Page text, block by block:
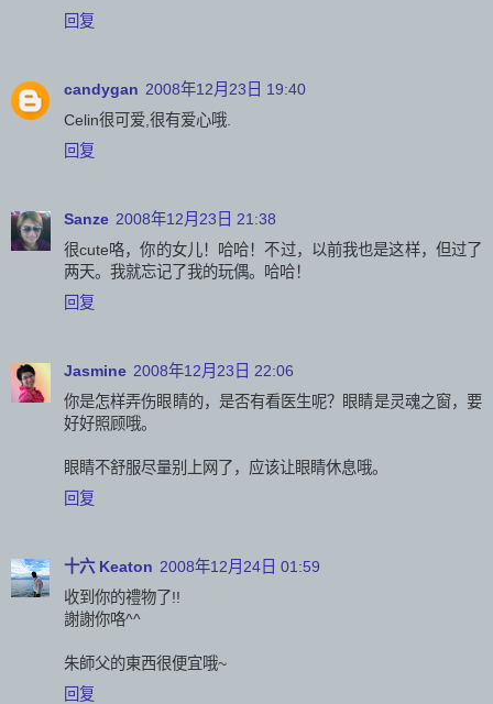
回复
candygan 2008年12月23日 19:40
Celin很可爱,很有爱心哦.
回复
Sanze 2008年12月23日 21:38
很cute咯，你的女儿！哈哈！不过，以前我也是这样，但过了
两天。我就忘记了我的玩偶。哈哈！
回复
Jasmine 2008年12月23日 22:06
你是怎样弄伤眼睛的，是否有看医生呢？眼睛是灵魂之窗，要
好好照顾哦。
眼睛不舒服尽量别上网了，应该让眼睛休息哦。
回复
十六 Keaton 2008年12月24日 01:59
收到你的禮物了!!
謝謝你咯^^
朱師父的東西很便宜哦~
回复